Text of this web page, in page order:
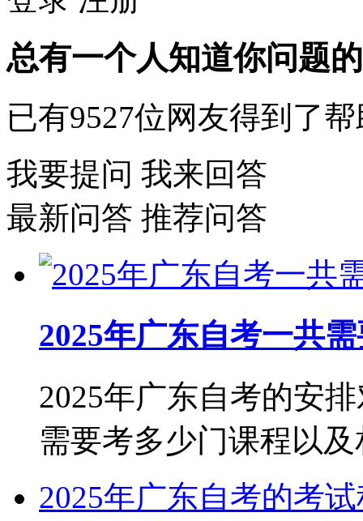
总有一个人知道你问题
已有9527位网友得到了帮
我要提问 我来回答
最新问答 推荐问答
2025年广东自考一共
2025年广东自考的安
需要考多少门课程以及
2025年广东自考的考